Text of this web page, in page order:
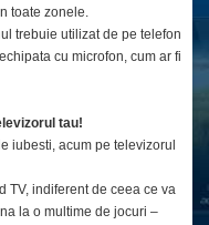
toate zonele.
trebuie utilizat de pe telefonul
cu microfon, cum ar fi
tau!
iubesti, acum pe televizorul
TV, indiferent de ceea ce va
la o multime de jocuri –